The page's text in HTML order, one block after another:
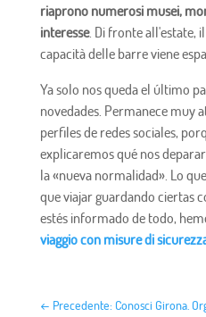
riaprono numerosi musei,
interesse. Di fronte all'estate, il
capacità delle barre viene
Ya solo nos queda el último
novedades. Permanece muy
perfiles de redes sociales,
explicaremos qué nos
la «nueva normalidad». Lo
que viajar guardando ciertas
estés informado de todo,
viaggio con misure di
← Precedente: Conosci Girona.